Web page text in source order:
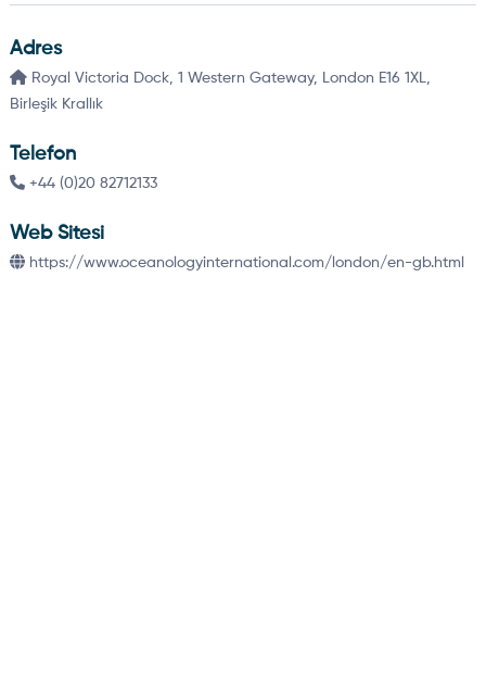
Adres
Royal Victoria Dock, 1 Western Gateway, London E16 1XL,
Birleşik Krallık
Telefon
+44 (0)20 82712133
Web Sitesi
https://www.oceanologyinternational.com/london/en-gb.html